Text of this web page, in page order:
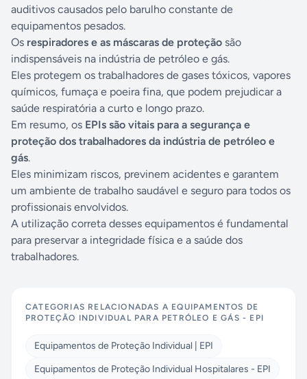
auditivos causados pelo barulho constante de
equipamentos pesados.
Os respiradores e as máscaras de proteção são
indispensáveis na indústria de petróleo e gás.
Eles protegem os trabalhadores de gases tóxicos, vapores
químicos, fumaça e poeira fina, que podem prejudicar a
saúde respiratória a curto e longo prazo.
Em resumo, os EPIs são vitais para a segurança e
proteção dos trabalhadores da indústria de petróleo e
gás.
Eles minimizam riscos, previnem acidentes e garantem
um ambiente de trabalho saudável e seguro para todos os
profissionais envolvidos.
A utilização correta desses equipamentos é fundamental
para preservar a integridade física e a saúde dos
trabalhadores.
CATEGORIAS RELACIONADAS A EQUIPAMENTOS DE
PROTEÇÃO INDIVIDUAL PARA PETRÓLEO E GÁS - EPI
Equipamentos de Proteção Individual | EPI
Equipamentos de Proteção Individual Hospitalares - EPI